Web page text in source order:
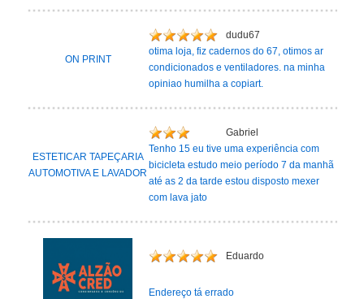
ON PRINT
dudu67
otima loja, fiz cadernos do 67, otimos ar
condicionados e ventiladores. na minha
opiniao humilha a copiart.
ESTETICAR TAPEÇARIA
AUTOMOTIVA E LAVADOR
Gabriel
Tenho 15 eu tive uma experiência com
bicicleta estudo meio período 7 da manhã
até as 2 da tarde estou disposto mexer
com lava jato
Eduardo
Endereço tá errado